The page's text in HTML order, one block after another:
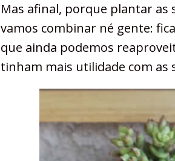
Mas afinal, porque plantar as
vamos combinar né gente:
que ainda podemos
tinham mais utilidade com as